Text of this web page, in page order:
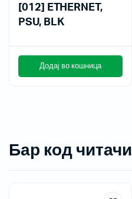
[012] ETHERNET,
PSU, BLK
Додај во кошница
Бар код читачи